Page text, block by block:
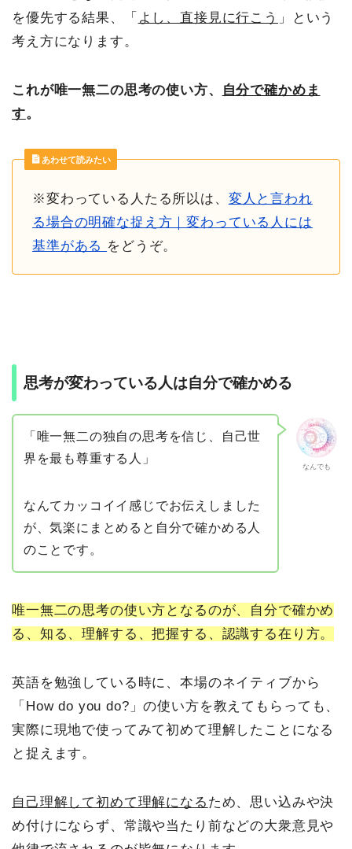
を優先する結果、「 よし、直接見に行こう 」という
考え方になります。
これが唯一無二の思考の使い方、
自分で確かめま
す。
あわせて読みたい
※変わっている人たる所以は、 変人と言われ
る場合の明確な捉え方｜変わっている人には
基準がある をどうぞ。
思考が変わっている人は自分で確かめる
なんでも
「唯一無二の独自の思考を信じ、自己世
界を最も尊重する人」
なんてカッコイイ感じでお伝えしました
が、気楽にまとめると自分で確かめる人
のことです。
唯一無二の思考の使い方となるのが、自分で確かめ
る、知る、理解する、把握する、認識する在り方。
英語を勉強している時に、本場のネイティブから
「How do you do?」の使い方を教えてもらっても、
実際に現地で使ってみて初めて理解したことになる
と捉えます。
自己理解して初めて理解になる ため、思い込みや決
め付けにならず、常識や当たり前などの大衆意見や